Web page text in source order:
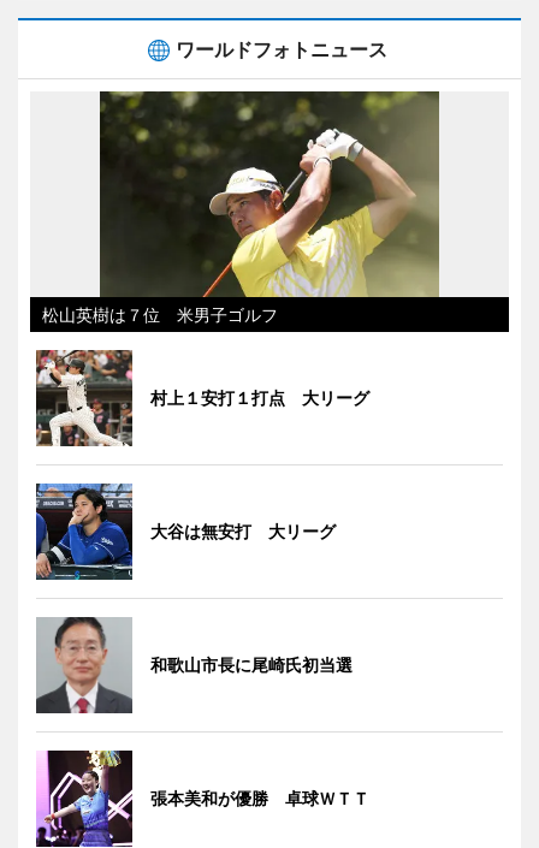
ワールドフォトニュース
松山英樹は７位 米男子ゴルフ
村上１安打１打点 大リーグ
大谷は無安打 大リーグ
和歌山市長に尾崎氏初当選
張本美和が優勝 卓球ＷＴＴ